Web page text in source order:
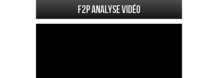
F2P Analyse vidéo